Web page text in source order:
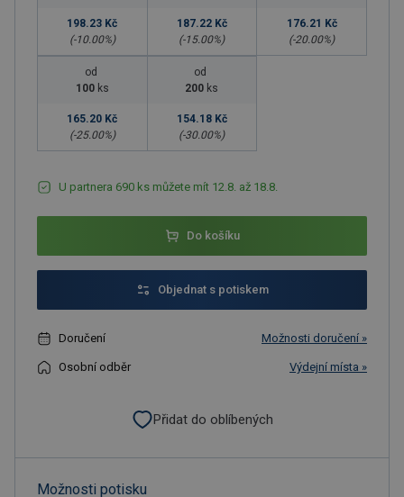
198.23 Kč
(-10.00%)
187.22 Kč
(-15.00%)
176.21 Kč
(-20.00%)
od
100 ks
165.20 Kč
(-25.00%)
od
200 ks
154.18 Kč
(-30.00%)
U partnera 690 ks můžete mít 12.8. až 18.8.
Do košíku
Objednat s potiskem
Doručení Možnosti doručení »
Osobní odběr Výdejní místa »
Přidat do oblíbených
Možnosti potisku